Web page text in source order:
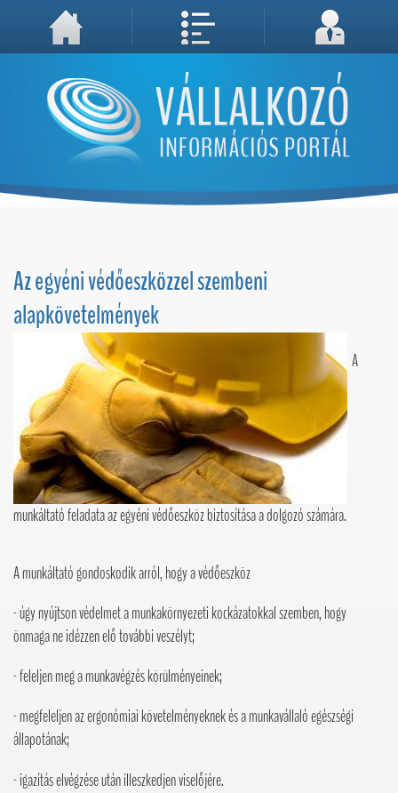
A weboldal használatával Ön elfogadja, hogy Cookie-kat (sütiket) tároljunk számítógépén. A sütik a weboldal megfelelő működéséhez
Megértettem, folytatás...
Az egyéni védőeszközzel szembeni
alapkövetelmények
A
munkáltató feladata az egyéni védőeszköz biztosítása a dolgozó számára.
A munkáltató gondoskodik arról, hogy a védőeszköz
- úgy nyújtson védelmet a munkakörnyezeti kockázatokkal szemben, hogy
önmaga ne idézzen elő további veszélyt;
- feleljen meg a munkavégzés körülményeinek;
- megfeleljen az ergonómiai követelményeknek és a munkavállaló egészségi
állapotának;
- igazítás elvégzése után illeszkedjen viselőjére.